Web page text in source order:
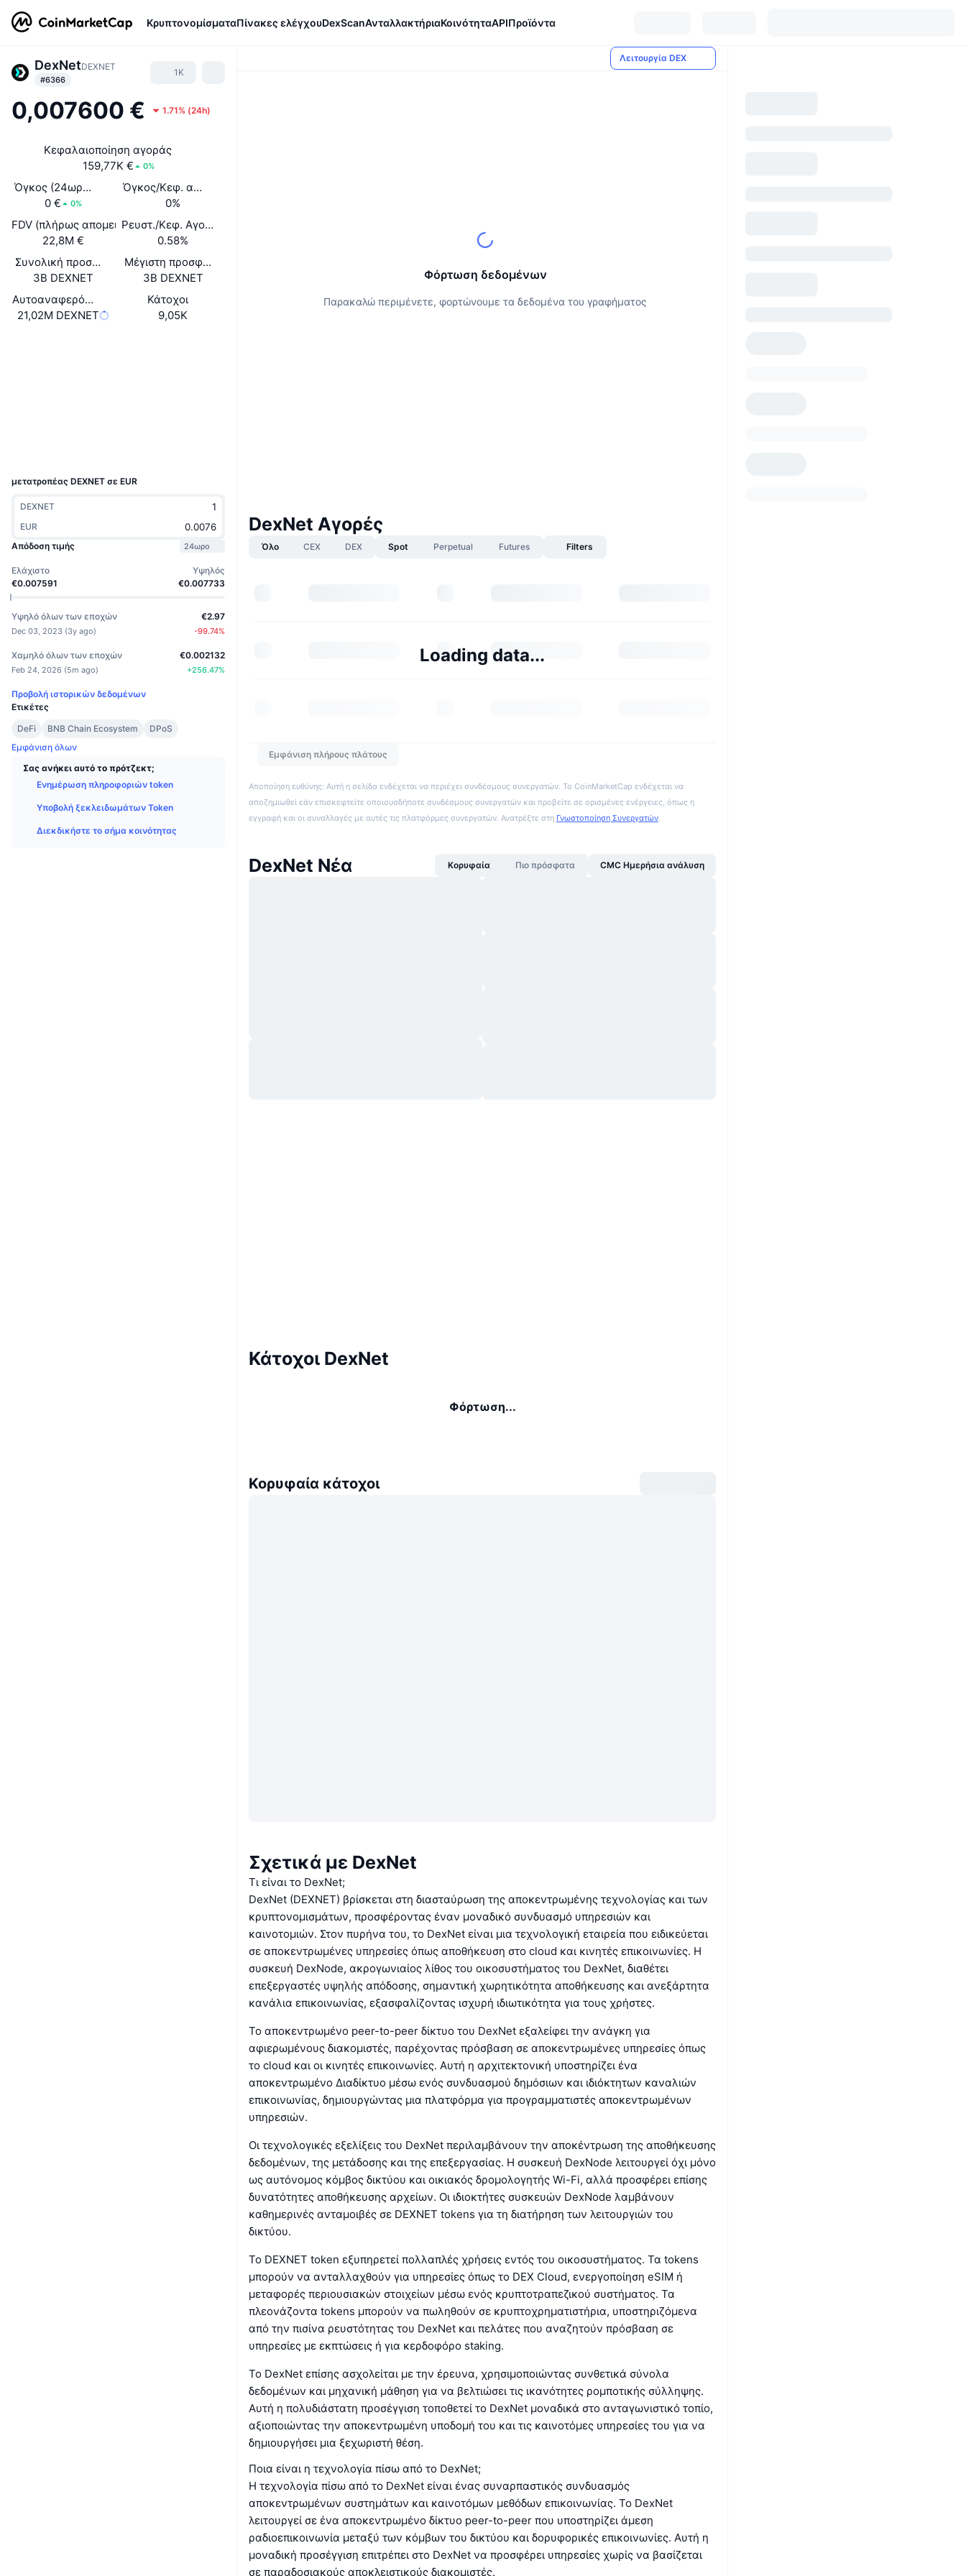
ΚρυπτονομίσματαΠίνακες ελέγχουDexScanΑνταλλακτήριαΚοινότηταAPIΠροϊόντα
DexNetDEXNET
#6366
1K
0,007600 € 1.71% (24h)
Κεφαλαιοποίηση αγοράς
159,77K €
0%
Όγκος (24ωρος)
0 €
0%
Όγκος/Κεφ. αγοράς (24ώ)
0%
FDV (πλήρως απομειωμένη αξία)
22,8M €
Ρευστ./Κεφ. Αγοράς
0.58%
Συνολική προσφορά
3B DEXNET
Μέγιστη προσφορά
3B DEXNET
Αυτοαναφερόμενη κυκλοφορούσα προσφορά
21,02M DEXNET
Κάτοχοι
9,05K
μετατροπέας DEXNET σε EUR
DEXNET
EUR
Απόδοση τιμής
24ωρο
Ελάχιστο
€0.007591
Υψηλός
€0.007733
Υψηλό όλων των εποχών
Dec 03, 2023 (3y ago)
€2.97
-99.74%
Χαμηλό όλων των εποχών
Feb 24, 2026 (5m ago)
€0.002132
+256.47%
Προβολή ιστορικών δεδομένων
Ετικέτες
DeFi
BNB Chain Ecosystem
DPoS
Εμφάνιση όλων
Σας ανήκει αυτό το πρότζεκτ;
Ενημέρωση πληροφοριών token
Υποβολή ξεκλειδωμάτων Token
Διεκδικήστε το σήμα κοινότητας
Λειτουργία DEX
Φόρτωση δεδομένων
Παρακαλώ περιμένετε, φορτώνουμε τα δεδομένα του γραφήματος
DexNet Αγορές
Όλο CEX DEX Spot Perpetual Futures Filters
Loading data...
Εμφάνιση πλήρους πλάτους
Αποποίηση ευθύνης: Αυτή η σελίδα ενδέχεται να περιέχει συνδέσμους συνεργατών. Το CoinMarketCap ενδέχεται να
αποζημιωθεί εάν επισκεφτείτε οποιουσδήποτε συνδέσμους συνεργατών και προβείτε σε ορισμένες ενέργειες, όπως η
εγγραφή και οι συναλλαγές με αυτές τις πλατφόρμες συνεργατών. Ανατρέξτε στη Γνωστοποίηση Συνεργατών.
DexNet Νέα Κορυφαία Πιο πρόσφατα CMC Ημερήσια ανάλυση
Κάτοχοι DexNet
Φόρτωση...
Κορυφαία κάτοχοι
Σχετικά με DexNet
Τι είναι το DexNet;
DexNet (DEXNET) βρίσκεται στη διασταύρωση της αποκεντρωμένης τεχνολογίας και των
κρυπτονομισμάτων, προσφέροντας έναν μοναδικό συνδυασμό υπηρεσιών και
καινοτομιών. Στον πυρήνα του, το DexNet είναι μια τεχνολογική εταιρεία που ειδικεύεται
σε αποκεντρωμένες υπηρεσίες όπως αποθήκευση στο cloud και κινητές επικοινωνίες. Η
συσκευή DexNode, ακρογωνιαίος λίθος του οικοσυστήματος του DexNet, διαθέτει
επεξεργαστές υψηλής απόδοσης, σημαντική χωρητικότητα αποθήκευσης και ανεξάρτητα
κανάλια επικοινωνίας, εξασφαλίζοντας ισχυρή ιδιωτικότητα για τους χρήστες.
Το αποκεντρωμένο peer-to-peer δίκτυο του DexNet εξαλείφει την ανάγκη για
αφιερωμένους διακομιστές, παρέχοντας πρόσβαση σε αποκεντρωμένες υπηρεσίες όπως
το cloud και οι κινητές επικοινωνίες. Αυτή η αρχιτεκτονική υποστηρίζει ένα
αποκεντρωμένο Διαδίκτυο μέσω ενός συνδυασμού δημόσιων και ιδιόκτητων καναλιών
επικοινωνίας, δημιουργώντας μια πλατφόρμα για προγραμματιστές αποκεντρωμένων
υπηρεσιών.
Οι τεχνολογικές εξελίξεις του DexNet περιλαμβάνουν την αποκέντρωση της αποθήκευσης
δεδομένων, της μετάδοσης και της επεξεργασίας. Η συσκευή DexNode λειτουργεί όχι μόνο
ως αυτόνομος κόμβος δικτύου και οικιακός δρομολογητής Wi-Fi, αλλά προσφέρει επίσης
δυνατότητες αποθήκευσης αρχείων. Οι ιδιοκτήτες συσκευών DexNode λαμβάνουν
καθημερινές ανταμοιβές σε DEXNET tokens για τη διατήρηση των λειτουργιών του
δικτύου.
Το DEXNET token εξυπηρετεί πολλαπλές χρήσεις εντός του οικοσυστήματος. Τα tokens
μπορούν να ανταλλαχθούν για υπηρεσίες όπως το DEX Cloud, ενεργοποίηση eSIM ή
μεταφορές περιουσιακών στοιχείων μέσω ενός κρυπτοτραπεζικού συστήματος. Τα
πλεονάζοντα tokens μπορούν να πωληθούν σε κρυπτοχρηματιστήρια, υποστηριζόμενα
από την πισίνα ρευστότητας του DexNet και πελάτες που αναζητούν πρόσβαση σε
υπηρεσίες με εκπτώσεις ή για κερδοφόρο staking.
Το DexNet επίσης ασχολείται με την έρευνα, χρησιμοποιώντας συνθετικά σύνολα
δεδομένων και μηχανική μάθηση για να βελτιώσει τις ικανότητες ρομποτικής σύλληψης.
Αυτή η πολυδιάστατη προσέγγιση τοποθετεί το DexNet μοναδικά στο ανταγωνιστικό τοπίο,
αξιοποιώντας την αποκεντρωμένη υποδομή του και τις καινοτόμες υπηρεσίες του για να
δημιουργήσει μια ξεχωριστή θέση.
Ποια είναι η τεχνολογία πίσω από το DexNet;
Η τεχνολογία πίσω από το DexNet είναι ένας συναρπαστικός συνδυασμός
αποκεντρωμένων συστημάτων και καινοτόμων μεθόδων επικοινωνίας. Το DexNet
λειτουργεί σε ένα αποκεντρωμένο δίκτυο peer-to-peer που υποστηρίζει άμεση
ραδιοεπικοινωνία μεταξύ των κόμβων του δικτύου και δορυφορικές επικοινωνίες. Αυτή η
μοναδική προσέγγιση επιτρέπει στο DexNet να προσφέρει υπηρεσίες χωρίς να βασίζεται
σε παραδοσιακούς αποκλειστικούς διακομιστές.